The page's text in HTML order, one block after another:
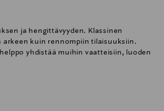
ja hengittävyyden. Klassinen
kuin rennompiin tilaisuuksiin.
yhdistää muihin vaatteisiin, luoden